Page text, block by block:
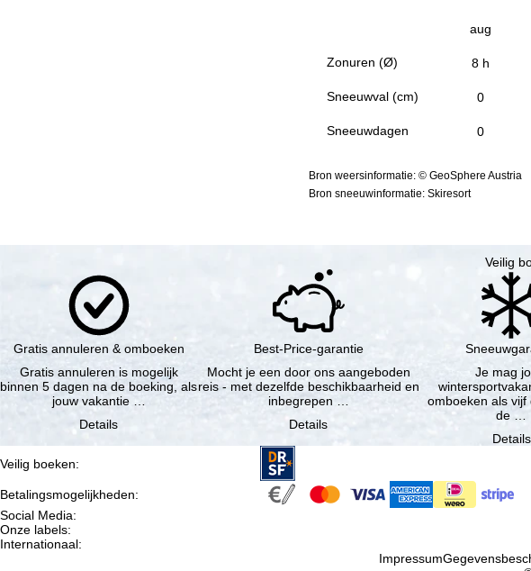
Zonuren (Ø)
Sneeuwval (cm)
Sneeuwdagen
aug
8 h
0
0
Bron weersinformatie: © GeoSphere Austria
Bron sneeuwinformatie: Skiresort
Veilig
Gratis annuleren & omboeken
Gratis annuleren is mogelijk
binnen 5 dagen na de boeking, als
jouw vakantie …
Details
Best-Price-garantie
Mocht je een door ons aangeboden
reis - met dezelfde beschikbaarheid en
inbegrepen …
Details
Je mag
omboeken als vijf
de …
Details
Veilig boeken:
Betalingsmogelijkheden:
Social Media:
Onze labels:
Internationaal:
Impressum